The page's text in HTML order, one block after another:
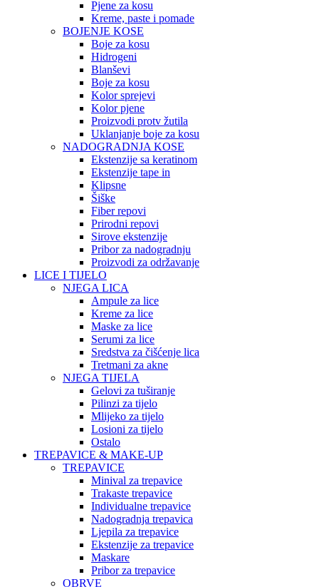
Pjene za kosu
Kreme, paste i pomade
BOJENJE KOSE
Boje za kosu
Hidrogeni
Blanševi
Boje za kosu
Kolor sprejevi
Kolor pjene
Proizvodi protv žutila
Uklanjanje boje za kosu
NADOGRADNJA KOSE
Ekstenzije sa keratinom
Ekstenzije tape in
Klipsne
Šiške
Fiber repovi
Prirodni repovi
Sirove ekstenzije
Pribor za nadogradnju
Proizvodi za održavanje
LICE I TIJELO
NJEGA LICA
Ampule za lice
Kreme za lice
Maske za lice
Serumi za lice
Sredstva za čišćenje lica
Tretmani za akne
NJEGA TIJELA
Gelovi za tuširanje
Pilinzi za tijelo
Mlijeko za tijelo
Losioni za tijelo
Ostalo
TREPAVICE & MAKE-UP
TREPAVICE
Minival za trepavice
Trakaste trepavice
Individualne trepavice
Nadogradnja trepavica
Ljepila za trepavice
Ekstenzije za trepavice
Maskare
Pribor za trepavice
OBRVE